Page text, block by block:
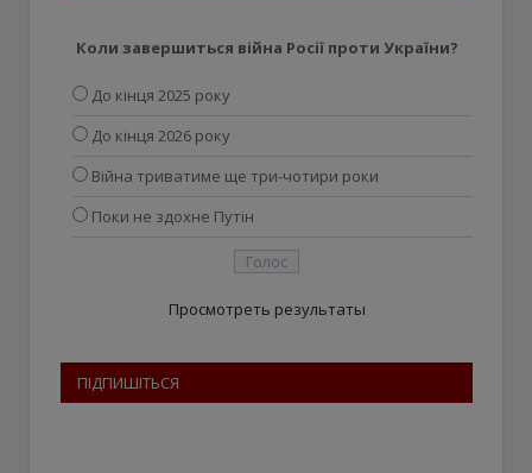
Коли завершиться війна Росії проти України?
До кінця 2025 року
До кінця 2026 року
Війна триватиме ще три-чотири роки
Поки не здохне Путін
Просмотреть результаты
ПІДПИШІТЬСЯ